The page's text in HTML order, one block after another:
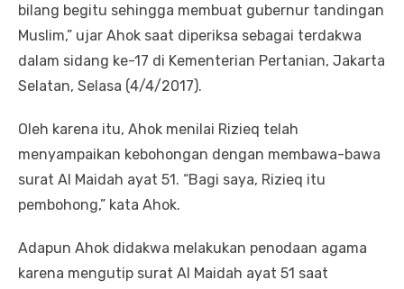
bilang begitu sehingga membuat gubernur tandingan
Muslim,” ujar Ahok saat diperiksa sebagai terdakwa
dalam sidang ke-17 di Kementerian Pertanian, Jakarta
Selatan, Selasa (4/4/2017).
Oleh karena itu, Ahok menilai Rizieq telah
menyampaikan kebohongan dengan membawa-bawa
surat Al Maidah ayat 51. “Bagi saya, Rizieq itu
pembohong,” kata Ahok.
Adapun Ahok didakwa melakukan penodaan agama
karena mengutip surat Al Maidah ayat 51 saat